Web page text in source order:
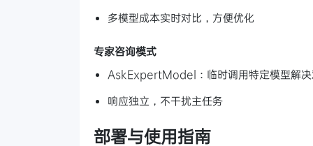
多模型成本实时对比，方便优化
专家咨询模式
AskExpertModel：临时调用特定模型解决
响应独立，不干扰主任务
部署与使用指南